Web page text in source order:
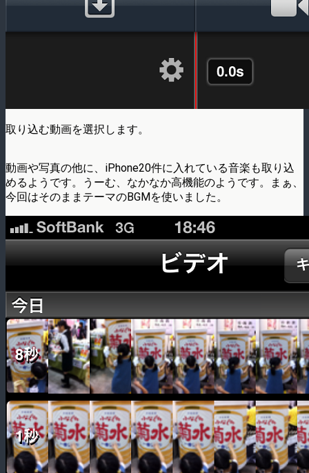
取り込む動画を選択します。
動画や写真の他に、iPhone20件に入れている音楽も取り込
めるようです。うーむ、なかなか高機能のようです。まぁ、
今回はそのままテーマのBGMを使いました。